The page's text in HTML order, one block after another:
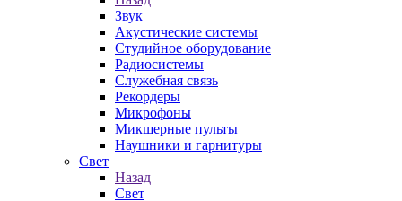
Звук
Акустические системы
Студийное оборудование
Радиосистемы
Служебная связь
Рекордеры
Микрофоны
Микшерные пульты
Наушники и гарнитуры
Свет
Назад
Свет